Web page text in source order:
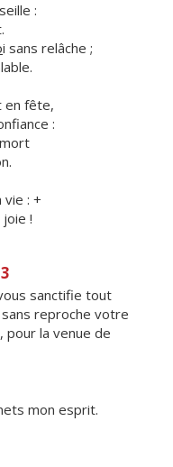
:
i sans relâche ;
en fête,
:
vie : +
!
sanctifie tout
reproche votre
la venue de
mon esprit.